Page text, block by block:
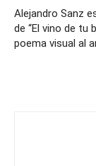
Alejandro Sanz
de “El vino de tu
poema visual al